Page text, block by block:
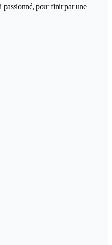
passionné, pour finir par une